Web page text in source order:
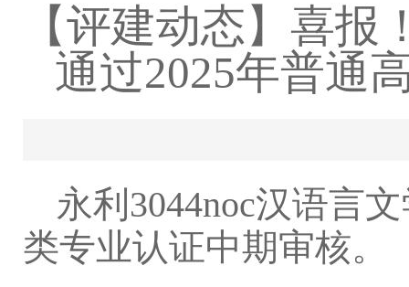
【评建动态】喜
通过2025年普通
永利3044noc汉语言
类专业认证中期审核。